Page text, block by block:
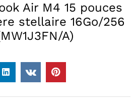
Air M4 15 pouces
stellaire 16Go/256
A)